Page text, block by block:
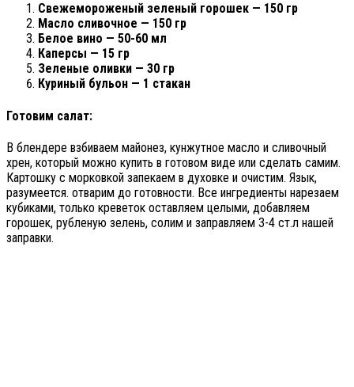
Свежемороженый зеленый горошек — 150 гр
Масло сливочное — 150 гр
Белое вино — 50-60 мл
Каперсы — 15 гр
Зеленые оливки — 30 гр
Куриный бульон — 1 стакан
Готовим салат:
В блендере взбиваем майонез, кунжутное масло и сливочный
хрен, который можно купить в готовом виде или сделать самим.
Картошку с морковкой запекаем в духовке и очистим. Язык,
разумеется. отварим до готовности. Все ингредиенты нарезаем
кубиками, только креветок оставляем целыми, добавляем
горошек, рубленую зелень, солим и заправляем 3-4 ст.л нашей
заправки.